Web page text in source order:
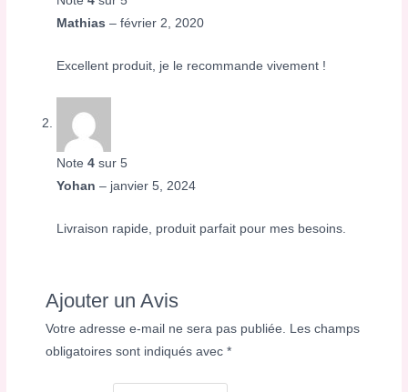
Mathias– février 2, 2020
Excellent produit, je le recommande vivement !
Note4 sur 5
Yohan– janvier 5, 2024
Livraison rapide, produit parfait pour mes besoins.
Ajouter un Avis
Votre adresse e-mail ne sera pas publiée.
Les champs
obligatoires sont indiqués avec*